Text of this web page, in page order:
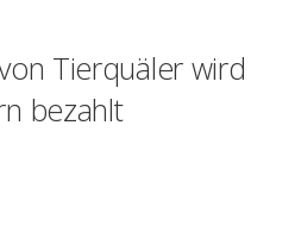
Tierquäler wird
bezahlt